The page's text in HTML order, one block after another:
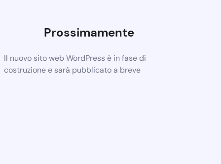
Prossimamente
Il nuovo sito web WordPress è in fase di
costruzione e sarà pubblicato a breve